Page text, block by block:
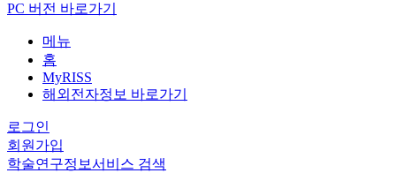
PC 버전 바로가기
메뉴
홈
MyRISS
해외전자정보 바로가기
로그인
회원가입
학술연구정보서비스 검색